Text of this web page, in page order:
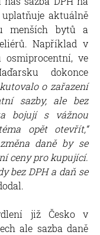
aktuálně
menších bytů a
Například v
ve
dokonce
o zařazení
sazby, ale bez
bojují s vážnou
opět otevřít,“
daně by se
ceny pro kupující.
bez DPH a daň se
již Česko v
ale sazba daně